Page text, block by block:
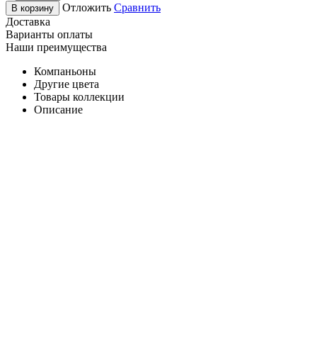
В корзину Отложить Сравнить
Доставка
Варианты оплаты
Наши преимущества
Компаньоны
Другие цвета
Товары коллекции
Описание